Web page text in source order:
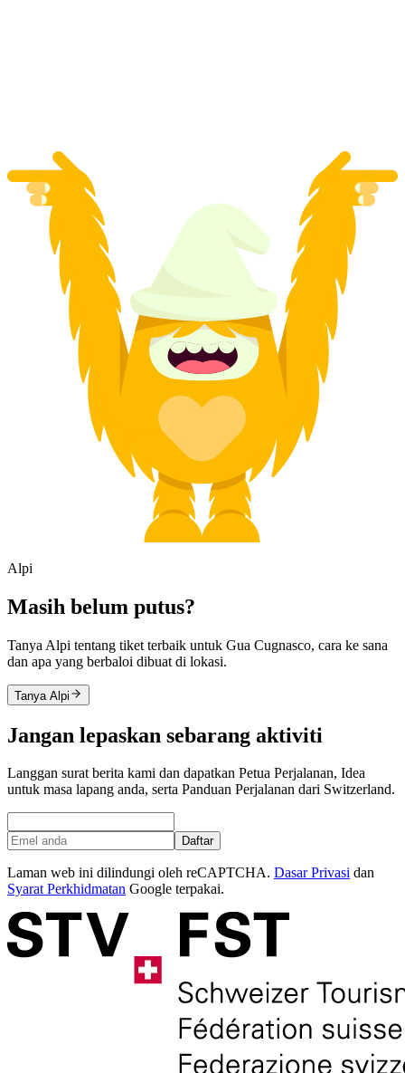
Alpi
Masih belum putus?
Tanya Alpi tentang tiket terbaik untuk Gua Cugnasco, cara ke sana
dan apa yang berbaloi dibuat di lokasi.
Tanya Alpi
Jangan lepaskan sebarang aktiviti
Langgan surat berita kami dan dapatkan Petua Perjalanan, Idea
untuk masa lapang anda, serta Panduan Perjalanan dari Switzerland.
Daftar
Laman web ini dilindungi oleh reCAPTCHA. Dasar Privasi dan
Syarat Perkhidmatan Google terpakai.